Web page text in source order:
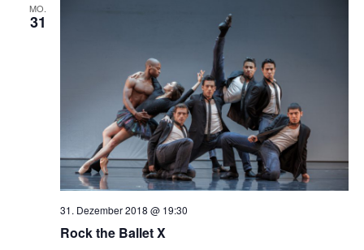
MO.
31
Rock the Ballet X
31. Dezember 2018 @ 19:30